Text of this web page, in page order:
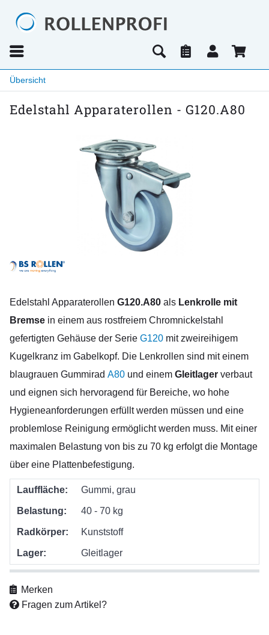
Übersicht
Edelstahl Apparaterollen - G120.A80
Edelstahl Apparaterollen G120.A80 als Lenkrolle mit
Bremse in einem aus rostfreiem Chromnickelstahl
gefertigten Gehäuse der Serie G120 mit zweireihigem
Kugelkranz im Gabelkopf. Die Lenkrollen sind mit einem
blaugrauen Gummirad A80 und einem Gleitlager verbaut
und eignen sich hervoragend für Bereiche, wo hohe
Hygieneanforderungen erfüllt werden müssen und eine
problemlose Reinigung ermöglicht werden muss. Mit einer
maximalen Belastung von bis zu 70 kg erfolgt die Montage
über eine Plattenbefestigung.
Lauffläche: Gummi, grau
Belastung: 40 - 70 kg
Radkörper: Kunststoff
Lager: Gleitlager
Merken
Fragen zum Artikel?